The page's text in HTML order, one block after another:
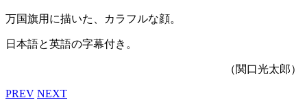
万国旗用に描いた、カラフルな顔。
日本語と英語の字幕付き。
（関口光太郎）
PREV NEXT